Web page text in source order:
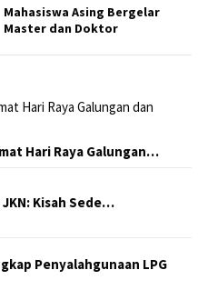
Mahasiswa Asing Bergelar
Master dan Doktor
Hari Raya Galungan…
JKN: Kisah Sede…
Penyalahgunaan LPG